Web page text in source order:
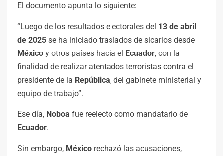
El documento apunta lo siguiente:
“Luego de los resultados electorales del 13 de abril
de 2025 se ha iniciado traslados de sicarios desde
México y otros países hacia el Ecuador, con la
finalidad de realizar atentados terroristas contra el
presidente de la República, del gabinete ministerial y
equipo de trabajo”.
Ese día, Noboa fue reelecto como mandatario de
Ecuador.
Sin embargo, México rechazó las acusaciones,